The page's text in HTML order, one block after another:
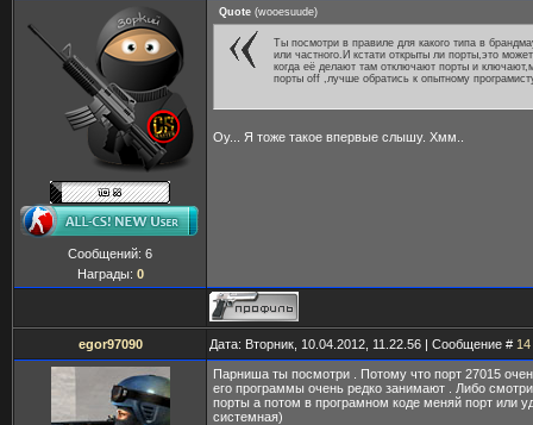
Сообщений: 6
Награды: 0
Quote (wooesuude)
Ты посмотри в правиле для какого типа в
или частного.И кстати открыты ли порты,это
когда её делают там отключают порты и
порты off ,лучше обратись к опытному
Оу... Я тоже такое впервые слышу. Хмм..
egor97090 Дата: Вторник, 10.04.2012, 11.22.56 | Сообщение # 14
Парниша ты посмотри . Потому что порт 27015
его программы очень редко занимают . Либо
порты а потом в програмном коде меняй порт или
системная)